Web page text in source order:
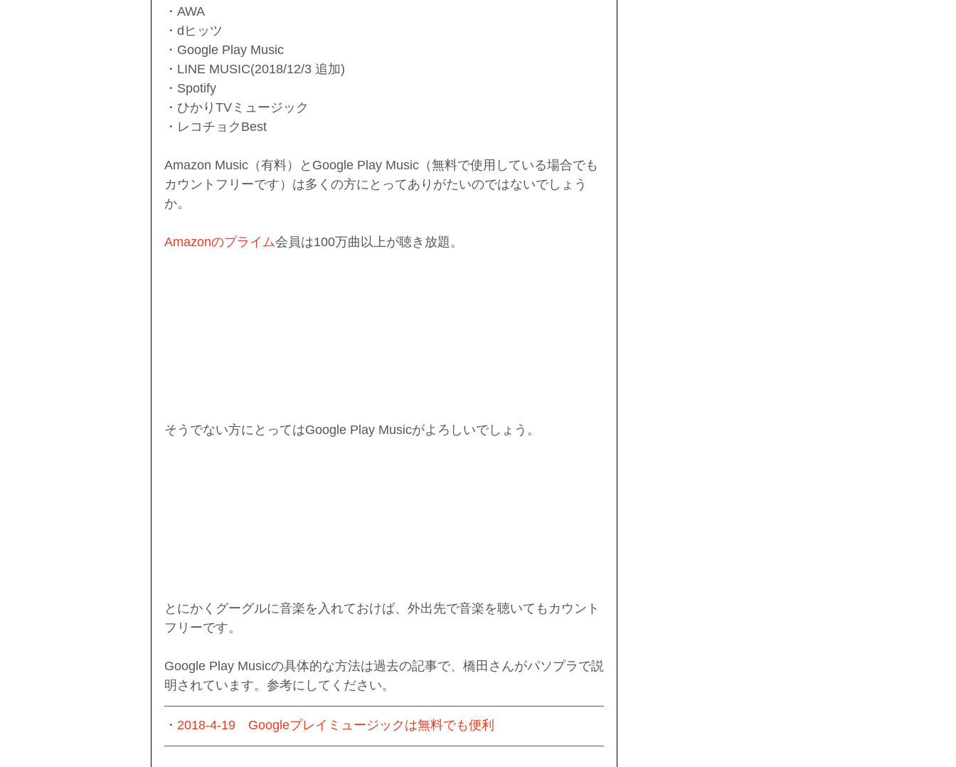
・AWA
・dヒッツ
・Google Play Music
・LINE MUSIC(2018/12/3 追加)
・Spotify
・ひかりTVミュージック
・レコチョクBest
Amazon Music（有料）とGoogle Play Music（無料で使用している場合でも
カウントフリーです）は多くの方にとってありがたいのではないでしょう
か。
Amazonのプライム会員は100万曲以上が聴き放題。
そうでない方にとってはGoogle Play Musicがよろしいでしょう。
とにかくグーグルに音楽を入れておけば、外出先で音楽を聴いてもカウント
フリーです。
Google Play Musicの具体的な方法は過去の記事で、橋田さんがパソプラで説
明されています。参考にしてください。
・ 2018-4-19　Googleプレイミュージックは無料でも便利